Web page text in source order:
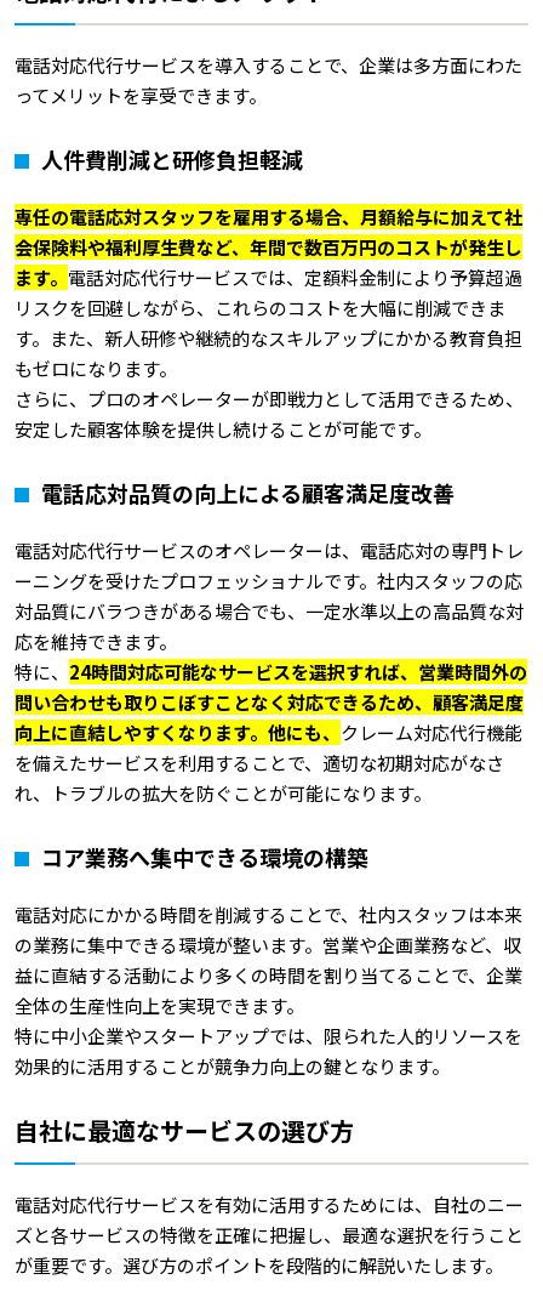
電話対応代行サービスを導入することで、企業は多方面にわた
ってメリットを享受できます。
人件費削減と研修負担軽減
専任の電話応対スタッフを雇用する場合、月額給与に加えて社
会保険料や福利厚生費など、年間で数百万円のコストが発生し
ます。 電話対応代行サービスでは、定額料金制により予算超過
リスクを回避しながら、これらのコストを大幅に削減できま
す。また、新人研修や継続的なスキルアップにかかる教育負担
もゼロになります。
さらに、プロのオペレーターが即戦力として活用できるため、
安定した顧客体験を提供し続けることが可能です。
電話応対品質の向上による顧客満足度改善
電話対応代行サービスのオペレーターは、電話応対の専門トレ
ーニングを受けたプロフェッショナルです。社内スタッフの応
対品質にバラつきがある場合でも、一定水準以上の高品質な対
応を維持できます。
特に、 24時間対応可能なサービスを選択すれば、営業時間外の
問い合わせも取りこぼすことなく対応できるため、顧客満足度
向上に直結しやすくなります。他にも、 クレーム対応代行機能
を備えたサービスを利用することで、適切な初期対応がなさ
れ、トラブルの拡大を防ぐことが可能になります。
コア業務へ集中できる環境の構築
電話対応にかかる時間を削減することで、社内スタッフは本来
の業務に集中できる環境が整います。営業や企画業務など、収
益に直結する活動により多くの時間を割り当てることで、企業
全体の生産性向上を実現できます。
特に中小企業やスタートアップでは、限られた人的リソースを
効果的に活用することが競争力向上の鍵となります。
自社に最適なサービスの選び方
電話対応代行サービスを有効に活用するためには、自社のニー
ズと各サービスの特徴を正確に把握し、最適な選択を行うこと
が重要です。選び方のポイントを段階的に解説いたします。